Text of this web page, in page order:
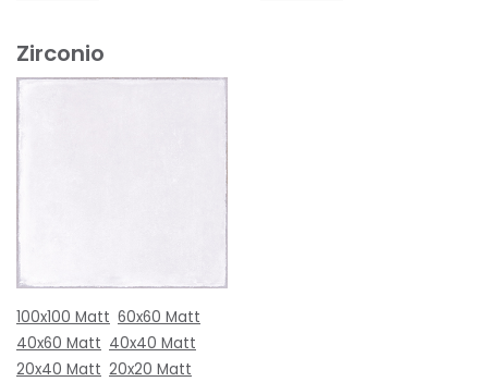
Zirconio
100x100 Matt 60x60 Matt
40x60 Matt 40x40 Matt
20x40 Matt 20x20 Matt